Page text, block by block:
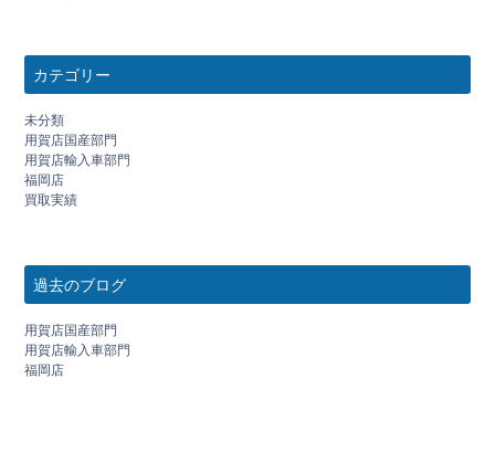
カテゴリー
未分類
用賀店国産部門
用賀店輸入車部門
福岡店
買取実績
過去のブログ
用賀店国産部門
用賀店輸入車部門
福岡店